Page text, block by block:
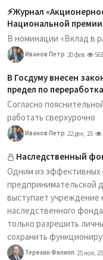
⚡️Журнал
Национальной премии
В номинации «Вклад в
Иванов Петр 20 фев 561
В Госдуму внесен
предел по
Согласно
работать сверхурочно
Иванов Петр 22 дек, 25
Наследственный
Одним из эффективных
предпринимательской
выступает учреждение
наследственного
только разрешить
сохранить
Терехин Филипп 25 ноя, 25